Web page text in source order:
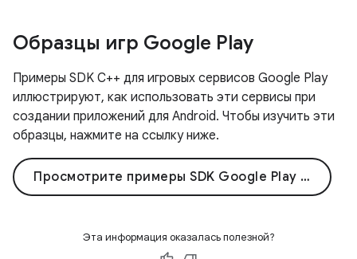
Образцы игр Google Play
Примеры SDK C++ для игровых сервисов Google Play
иллюстрируют, как использовать эти сервисы при
создании приложений для Android. Чтобы изучить эти
образцы, нажмите на ссылку ниже.
Просмотрите примеры SDK Google Play Games C++ на GitHub
Эта информация оказалась полезной?